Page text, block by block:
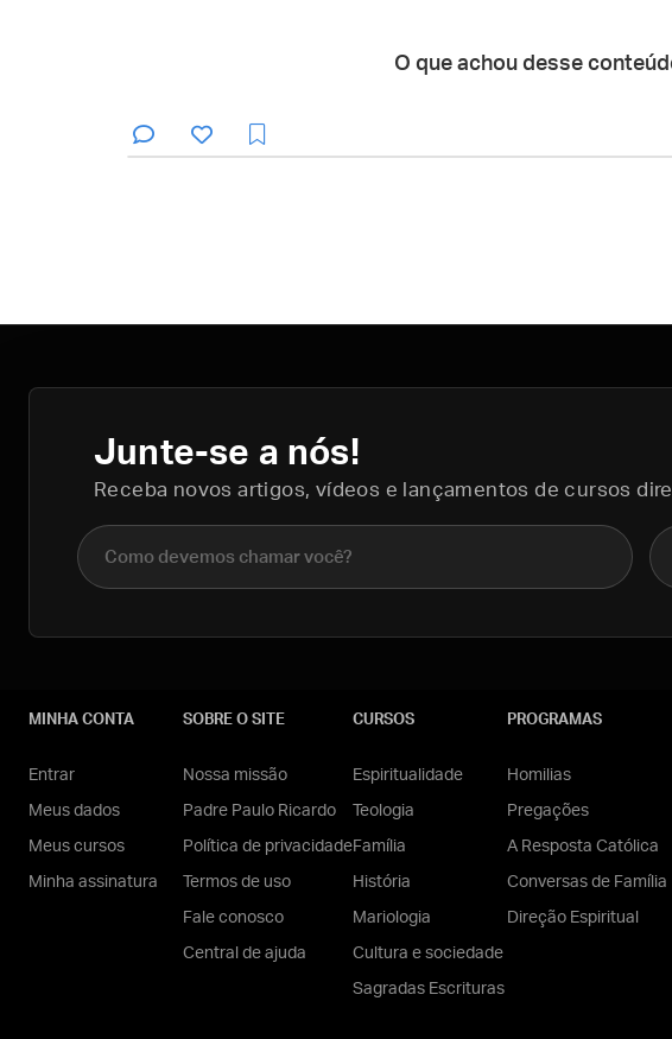
O que achou desse
Junte-se a nós!
Receba novos artigos, vídeos e lançamentos de cursos
Nome completo E-
MINHA CONTA
Entrar
Meus dados
Meus cursos
Minha assinatura
SOBRE O SITE
Nossa missão
Padre Paulo Ricardo
Política de privacidade
Termos de uso
Fale conosco
Central de ajuda
CURSOS
Espiritualidade
Teologia
Família
História
Mariologia
Cultura e sociedade
Sagradas Escrituras
PROGRAMAS
Homilias
Pregações
A Resposta Católica
Conversas de Família
Direção Espiritual